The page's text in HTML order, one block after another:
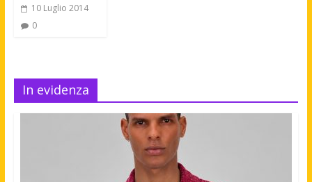
10 Luglio 2014
0
In evidenza